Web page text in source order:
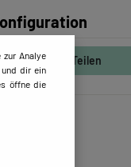
Teilen
Analye
und dir ein
öffne die